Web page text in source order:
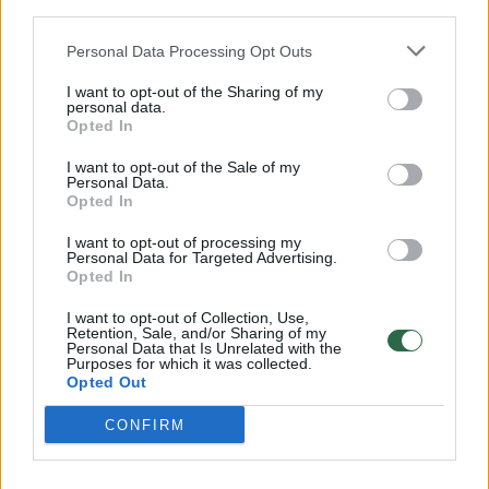
Personal Data Processing Opt Outs
I want to opt-out of the Sharing of my
personal data.
Opted In
I want to opt-out of the Sale of my
Personal Data.
Opted In
I want to opt-out of processing my
Personal Data for Targeted Advertising.
Opted In
I want to opt-out of Collection, Use,
Retention, Sale, and/or Sharing of my
Personal Data that Is Unrelated with the
Purposes for which it was collected.
Opted Out
CONFIRM
Kviestinė publika linksminosi Klaipėdos